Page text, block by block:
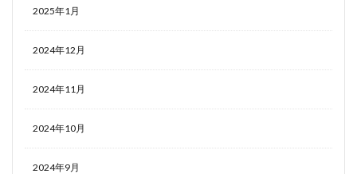
2025年1月
2024年12月
2024年11月
2024年10月
2024年9月